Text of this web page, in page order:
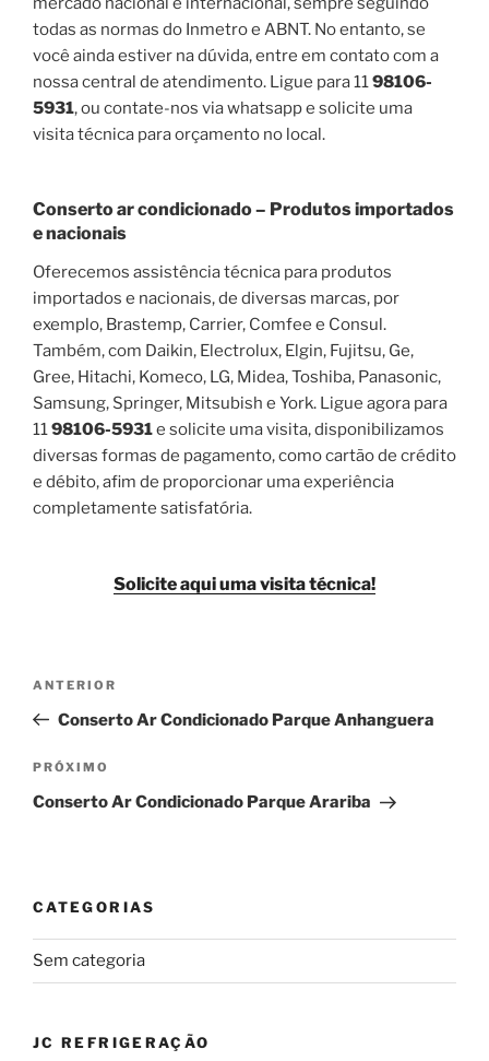
todas as normas do Inmetro e ABNT. No entanto, se
você ainda estiver na dúvida, entre em contato com a
nossa central de atendimento. Ligue para 1198106-
5931, ou contate-nos via whatsapp e solicite uma
visita técnica para orçamento no local.
Conserto ar condicionado – Produtos importados
e nacionais
Oferecemos assistência técnica para produtos
importados e nacionais, de diversas marcas, por
exemplo, Brastemp, Carrier, Comfee e Consul.
Também, com Daikin, Electrolux, Elgin, Fujitsu, Ge,
Gree, Hitachi, Komeco, LG, Midea, Toshiba, Panasonic,
Samsung, Springer, Mitsubish e York. Ligue agora para
1198106-5931e solicite uma visita, disponibilizamos
diversas formas de pagamento, como cartão de crédito
e débito, afim de proporcionar uma experiência
completamente satisfatória.
Solicite aqui uma visita técnica!
Navegação
Post
Post
anterior
ANTERIOR
Conserto Ar Condicionado Parque Anhanguera
Próximo
post
PRÓXIMO
Conserto Ar Condicionado Parque Arariba
CATEGORIAS
Sem categoria
JC REFRIGERAÇÃO